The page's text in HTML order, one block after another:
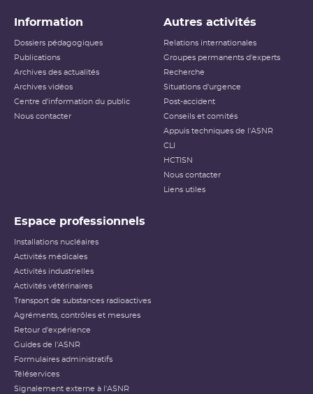
Information
Dossiers pédagogiques
Publications
Archives des actualités
Archives vidéos
Centre d'information du public
Nous contacter
Autres activités
Relations internationales
Groupes permanents d'experts
Recherche
Situations d'urgence
Post-accident
Conseils et comités
Appuis techniques de l'ASNR
CLI
HCTISN
Nous contacter
Liens utiles
Espace professionnels
Installations nucléaires
Activités médicales
Activités industrielles
Activités vétérinaires
Transport de substances radioactives
Agréments, contrôles et mesures
Retour d'expérience
Guides de l'ASNR
Formulaires administratifs
Téléservices
Signalement externe à l'ASNR